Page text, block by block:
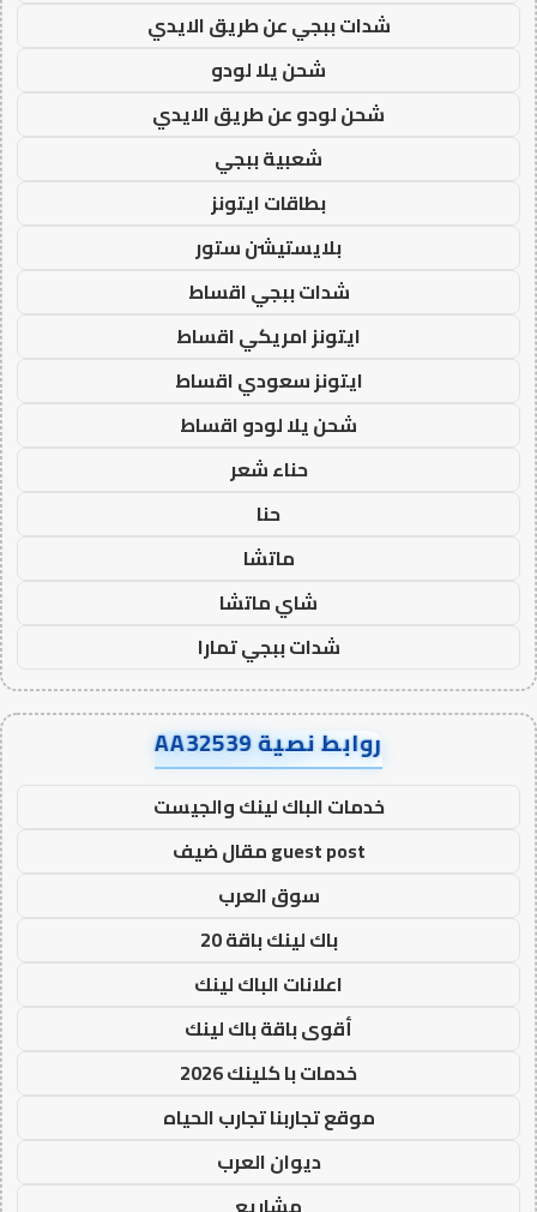
شدات ببجي عن طريق الايدي
شحن يلا لودو
شحن لودو عن طريق الايدي
شعبية ببجي
بطاقات ايتونز
بلايستيشن ستور
شدات ببجي اقساط
ايتونز امريكي اقساط
ايتونز سعودي اقساط
شحن يلا لودو اقساط
حناء شعر
حنا
ماتشا
شاي ماتشا
شدات ببجي تمارا
روابط نصية AA32539
خدمات الباك لينك والجيست
guest post مقال ضيف
سوق العرب
باك لينك باقة 20
اعلانات الباك لينك
أقوى باقة باك لينك
خدمات با كلينك 2026
موقع تجاربنا تجارب الحياه
ديوان العرب